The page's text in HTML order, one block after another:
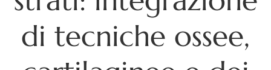
di tecniche ossee,